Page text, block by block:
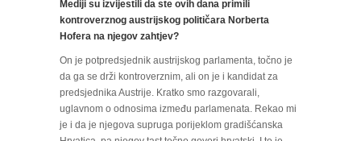
Mediji su izvijestili da ste ovih dana primili
kontroverznog austrijskog političara Norberta
Hofera na njegov zahtjev?
On je potpredsjednik austrijskog parlamenta, točno je
da ga se drži kontroverznim, ali on je i kandidat za
predsjednika Austrije. Kratko smo razgovarali,
uglavnom o odnosima između parlamenata. Rekao mi
je i da je njegova supruga porijeklom gradišćanska